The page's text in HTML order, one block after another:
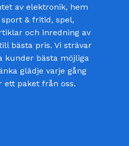
av elektronik, hem
& fritid, spel,
och inredning av
bästa pris. Vi strävar
kunder bästa möjliga
glädje varje gång
ett paket från oss.